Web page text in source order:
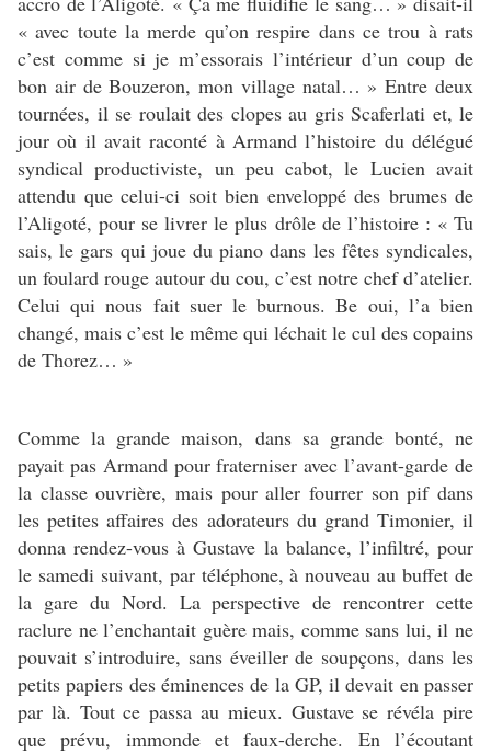
« avec toute la merde qu’on respire dans ce trou à rats
c’est comme si je m’essorais l’intérieur d’un coup de
bon air de Bouzeron, mon village natal… » Entre deux
tournées, il se roulait des clopes au gris Scaferlati et, le
jour où il avait raconté à Armand l’histoire du délégué
syndical productiviste, un peu cabot, le Lucien avait
attendu que celui-ci soit bien enveloppé des brumes de
l’Aligoté, pour se livrer le plus drôle de l’histoire : « Tu
sais, le gars qui joue du piano dans les fêtes syndicales,
un foulard rouge autour du cou, c’est notre chef d’atelier.
Celui qui nous fait suer le burnous. Be oui, l’a bien
changé, mais c’est le même qui léchait le cul des copains
de Thorez… »
Comme la grande maison, dans sa grande bonté, ne
payait pas Armand pour fraterniser avec l’avant-garde de
la classe ouvrière, mais pour aller fourrer son pif dans
les petites affaires des adorateurs du grand Timonier, il
donna rendez-vous à Gustave la balance, l’infiltré, pour
le samedi suivant, par téléphone, à nouveau au buffet de
la gare du Nord. La perspective de rencontrer cette
raclure ne l’enchantait guère mais, comme sans lui, il ne
pouvait s’introduire, sans éveiller de soupçons, dans les
petits papiers des éminences de la GP, il devait en passer
par là. Tout ce passa au mieux. Gustave se révéla pire
que prévu, immonde et faux-derche. En l’écoutant